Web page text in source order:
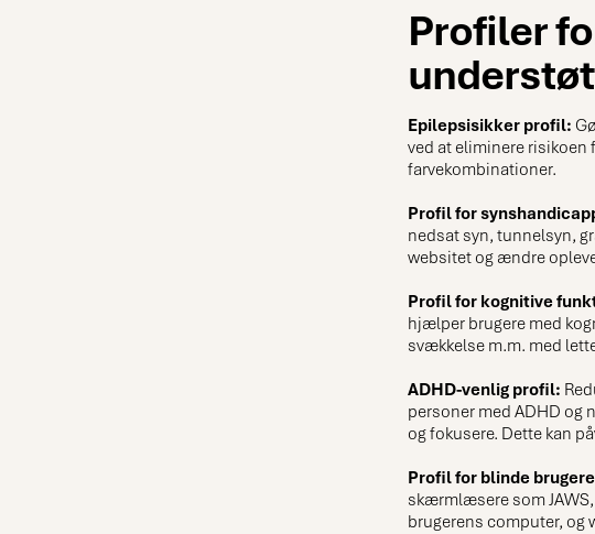
Profiler
Epilepsisikker profil:
ved at eliminere
farvekombinationer.
Profil for
nedsat syn, tunnelsyn,
websitet og ændre
Profil for kognitive
hjælper brugere med
svækkelse m.m. med
ADHD-venlig profil:
personer med ADHD og
og fokusere. Dette kan
Profil for blinde
skærmlæsere som
brugerens computer, og